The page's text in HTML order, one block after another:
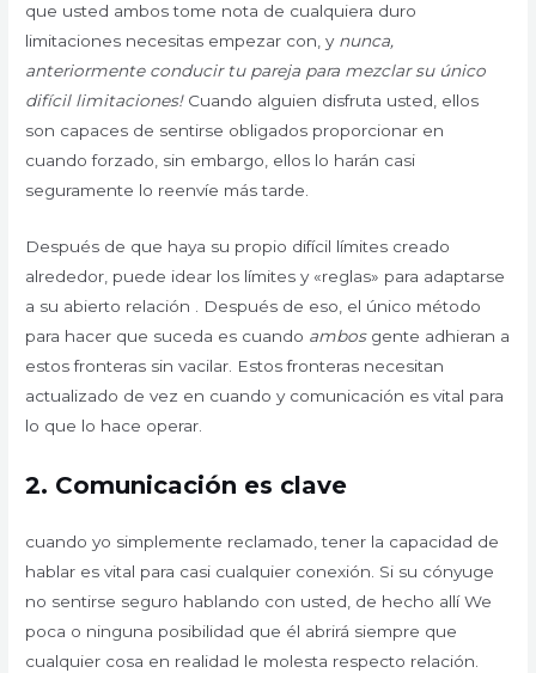
que usted ambos tome nota de cualquiera duro
limitaciones necesitas empezar con, y nunca,
anteriormente conducir tu pareja para mezclar su único
difícil limitaciones! Cuando alguien disfruta usted, ellos
son capaces de sentirse obligados proporcionar en
cuando forzado, sin embargo, ellos lo harán casi
seguramente lo reenvíe más tarde.
Después de que haya su propio difícil límites creado
alrededor, puede idear los límites y «reglas» para adaptarse
a su abierto relación . Después de eso, el único método
para hacer que suceda es cuando ambos gente adhieran a
estos fronteras sin vacilar. Estos fronteras necesitan
actualizado de vez en cuando y comunicación es vital para
lo que lo hace operar.
2. Comunicación es clave
cuando yo simplemente reclamado, tener la capacidad de
hablar es vital para casi cualquier conexión. Si su cónyuge
no sentirse seguro hablando con usted, de hecho allí We
poca o ninguna posibilidad que él abrirá siempre que
cualquier cosa en realidad le molesta respecto relación.